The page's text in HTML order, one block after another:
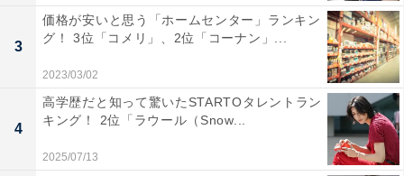
回答者からは「静岡高等学校は難関大学へ進学する生徒
が多いです。それだけに、この学校の出身と聞くと、す
ごいと感心します」（60代男性／新潟県）、「偏差値が
70ほどある優秀な高校である」（50代男性／徳島県）、
「その名を聞くだけで『おっ』と感じさせる説得力があ
ります」（40代女性／滋賀県）などのコメントが寄せら
れていました。
3
価格が安いと思う「ホームセンター」ランキン
グ！ 3位「コメリ」、2位「コーナン」...
2023/03/02
4
高学歴だと知って驚いたSTARTOタレントラン
キング！ 2位「ラウール（Snow...
2025/07/13